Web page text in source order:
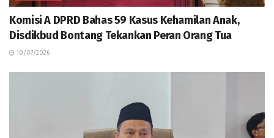
Komisi A DPRD Bahas 59 Kasus Kehamilan Anak,
Disdikbud Bontang Tekankan Peran Orang Tua
10/07/2026